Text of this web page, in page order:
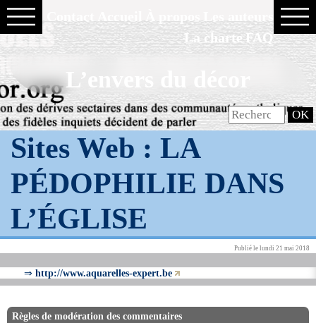
La charte FAQ
L’envers du décor
Sites Web :LA
PÉDOPHILIE DANS
L’ÉGLISE
Publié le lundi 21 mai 2018
⇒http://www.aquarelles-expert.be
Règles de modération des commentaires